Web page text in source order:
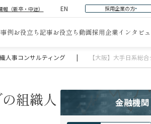
報（新卒・中途） EN 採用企業の方
例お役立ち記事お役立ち動画採用企業インタビ
人事コンサルティング | 【大阪】大手日系総
組織人
金融機関